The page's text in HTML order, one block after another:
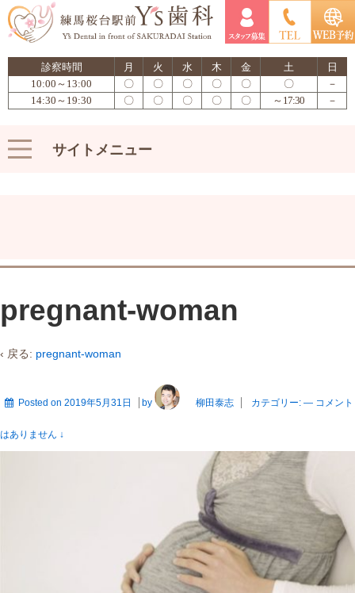
診察時間 月 火 水 木 金 土
日
10:00～13:00
〇 〇 〇 〇 〇 〇
－
14:30～19:30
〇 〇 〇 〇 〇 ～17:30 －
サイトメニュー
pregnant-woman
‹ 戻る: pregnant-woman
Posted on 2019年5月31日 by 柳田泰志 カテゴリー: — コメント
はありません ↓